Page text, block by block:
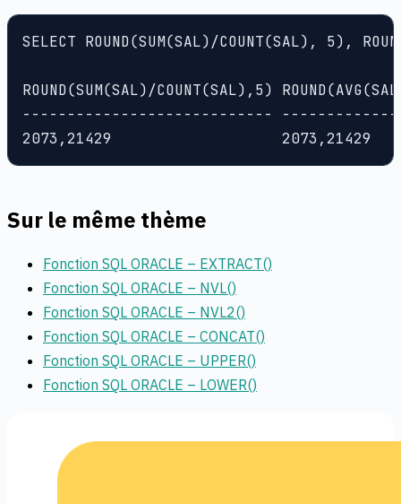
SELECT ROUND(SUM(SAL)/COUNT(SAL), 5),
ROUND(SUM(SAL)/COUNT(SAL),5)
----------------------------
2073,21429                   2073,21429
Sur le même thème
Fonction SQL ORACLE – EXTRACT()
Fonction SQL ORACLE – NVL()
Fonction SQL ORACLE – NVL2()
Fonction SQL ORACLE – CONCAT()
Fonction SQL ORACLE – UPPER()
Fonction SQL ORACLE – LOWER()